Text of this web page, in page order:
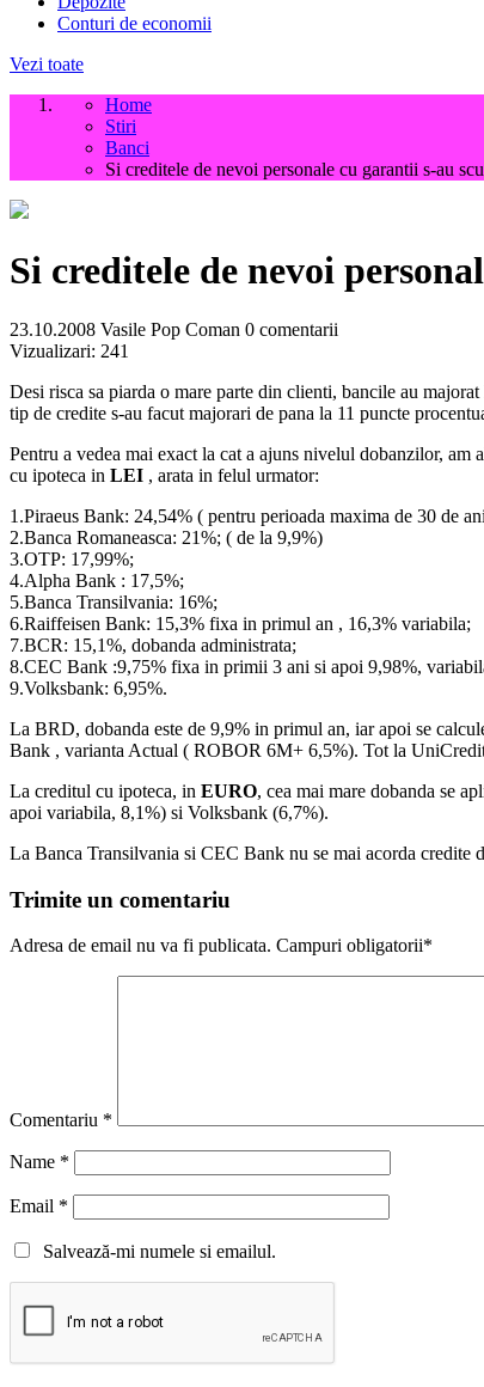
Conturi de economii
Vezi toate
Home
Stiri
Banci
Si creditele de nevoi personale cu garantii s-au
Si creditele de nevoi
23.10.2008 Vasile Pop Coman 0 comentarii
Vizualizari: 241
Desi risca sa piarda o mare parte din clienti, bancile au
tip de credite s-au facut majorari de pana la 11 puncte
Pentru a vedea mai exact la cat a ajuns nivelul dobanzilor,
cu ipoteca in LEI , arata in felul urmator:
1.Piraeus Bank: 24,54% ( pentru perioada maxima de 30 de
2.Banca Romaneasca: 21%; ( de la 9,9%)
3.OTP: 17,99%;
4.Alpha Bank : 17,5%;
5.Banca Transilvania: 16%;
6.Raiffeisen Bank: 15,3% fixa in primul an , 16,3% variabila;
7.BCR: 15,1%, dobanda administrata;
8.CEC Bank :9,75% fixa in primii 3 ani si apoi 9,98%,
9.Volksbank: 6,95%.
La BRD, dobanda este de 9,9% in primul an, iar apoi se
Bank , varianta Actual ( ROBOR 6M+ 6,5%). Tot la
La creditul cu ipoteca, in EURO, cea mai mare dobanda se
apoi variabila, 8,1%) si Volksbank (6,7%).
La Banca Transilvania si CEC Bank nu se mai acorda credite
Trimite un comentariu
Adresa de email nu va fi publicata. Campuri obligatorii*
Comentariu *
Name *
Email *
Salvează-mi numele si emailul.